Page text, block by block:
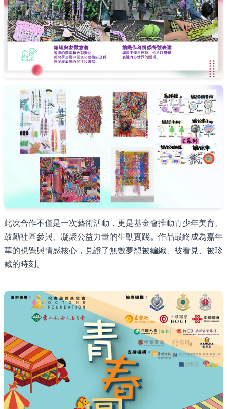
此次合作不僅是一次藝術活動，更是基金會推動青少年美育、
鼓勵社區參與、凝聚公益力量的生動實踐。作品最終成為嘉年
華的視覺與情感核心，見證了無數夢想被編織、被看見、被珍
藏的時刻。